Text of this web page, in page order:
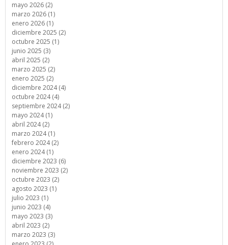
mayo 2026 (2)
marzo 2026 (1)
enero 2026 (1)
diciembre 2025 (2)
octubre 2025 (1)
junio 2025 (3)
abril 2025 (2)
marzo 2025 (2)
enero 2025 (2)
diciembre 2024 (4)
octubre 2024 (4)
septiembre 2024 (2)
mayo 2024 (1)
abril 2024 (2)
marzo 2024 (1)
febrero 2024 (2)
enero 2024 (1)
diciembre 2023 (6)
noviembre 2023 (2)
octubre 2023 (2)
agosto 2023 (1)
julio 2023 (1)
junio 2023 (4)
mayo 2023 (3)
abril 2023 (2)
marzo 2023 (3)